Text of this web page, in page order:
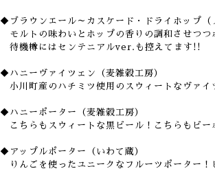
◆ブラウンエール～カスケード・ドライホップ（
モルトの味わいとホップの香りの調和させつつ
待機樽にはセンテニアルver.も控えてます!!
◆ハニーヴァイツェン（麦雑穀工房）
小川町産のハチミツ使用のスウィートなヴァイ
◆ハニーポーター（麦雑穀工房）
こちらもスウィートな黒ビール！こちらもビー
◆アップルポーター（いわて蔵）
りんごを使ったユニークなフルーツポーター！